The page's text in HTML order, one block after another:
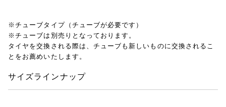
※チューブタイプ（チューブが必要です）
※チューブは別売りとなっております。
タイヤを交換される際は、チューブも新しいものに交換されるこ
とをお薦めいたします。
サイズラインナップ